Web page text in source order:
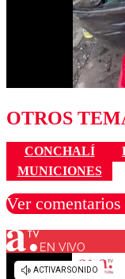
OTROS
CONCHALÍ
MUNICIONES
Ver comentarios
Los
EN VIVO